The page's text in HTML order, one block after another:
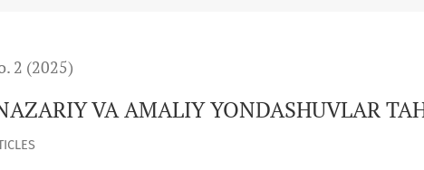
2 (2025)
VA AMALIY YONDASHUVLAR